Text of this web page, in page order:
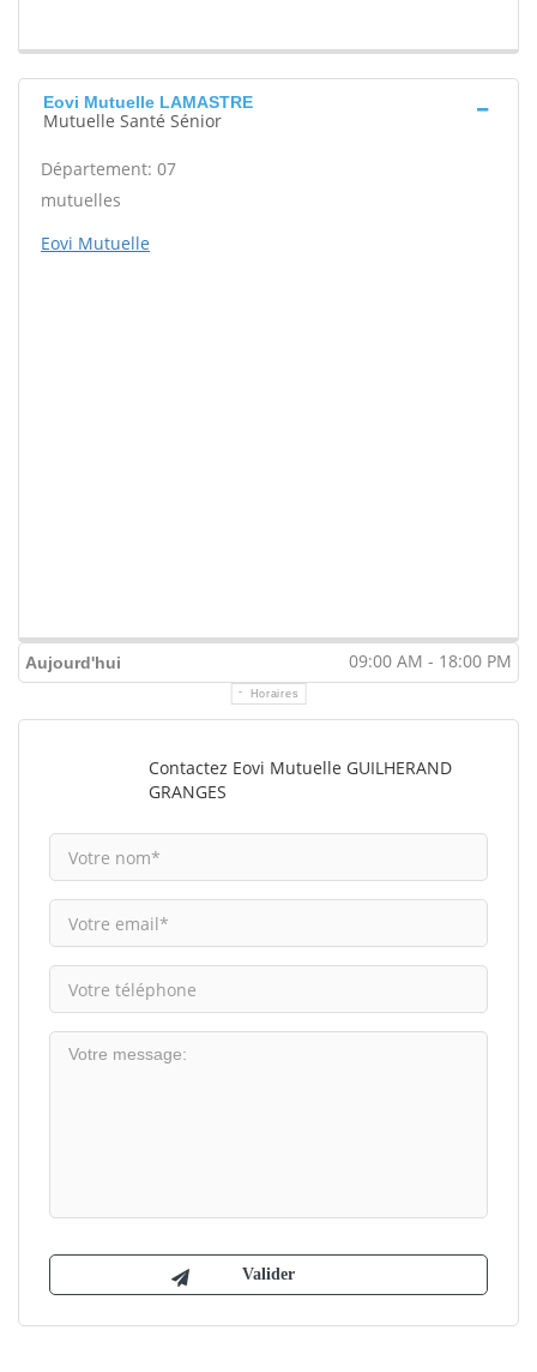
Eovi Mutuelle LAMASTRE
Mutuelle Santé Sénior
Département: 07
mutuelles
Eovi Mutuelle
Aujourd'hui 09:00 AM - 18:00 PM
Horaires
Contactez Eovi Mutuelle GUILHERAND
GRANGES